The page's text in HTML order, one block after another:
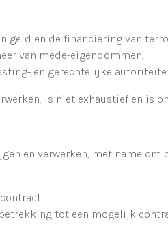
geld en de financiering van
van mede-eigendommen.
en gerechtelijke
is niet exhaustief en is
en verwerken, met name om
tot een mogelijk